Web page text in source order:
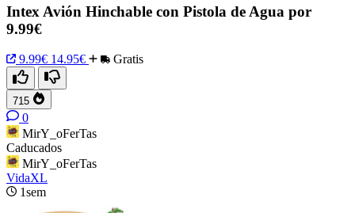
Intex Avión Hinchable con Pistola de Agua por
9.99€
9.99€ 14.95€ Gratis
715
0
MirY_oFerTas
Caducados
MirY_oFerTas
VidaXL
1sem